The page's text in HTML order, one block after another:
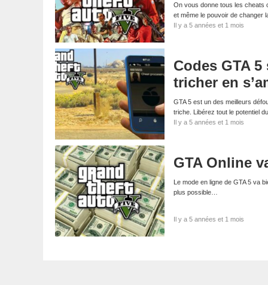
On vous donne tous les cheats
et même le pouvoir de changer
Il y a 5 années et 1 mois
Codes GTA
tricher en
GTA 5 est un des meilleurs
triche. Libérez tout le potentiel
Il y a 5 années et 1 mois
GTA Online
Le mode en ligne de GTA 5 va
plus possible…
Il y a 5 années et 1 mois